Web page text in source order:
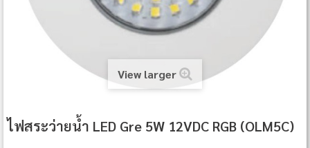
View larger
ไฟสระว่ายน้ำ LED Gre 5W 12VDC RGB (OLM5C)